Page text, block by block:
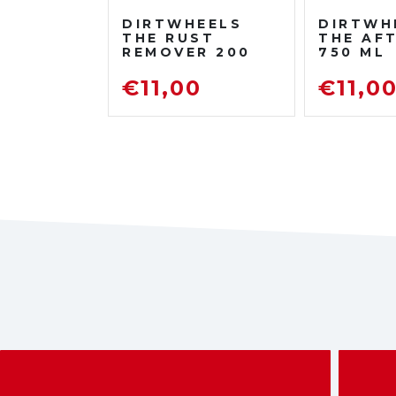
DIRTWHEELS
THE RUST
REMOVER 200
DISOSSIDANTE
RIMUOVI
€11,00
THE
750 ML
€11,00